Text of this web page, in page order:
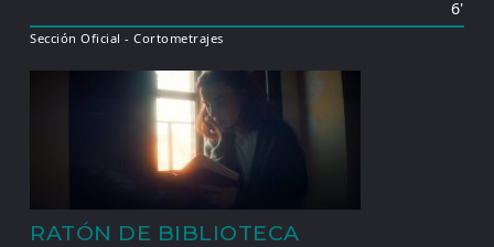
6'
Sección Oficial - Cortometrajes
RATÓN DE BIBLIOTECA